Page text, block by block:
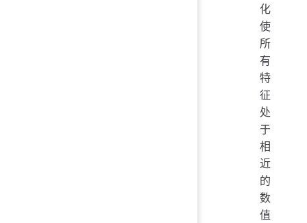
化
使
所
有
特
征
处
于
相
近
的
数
值